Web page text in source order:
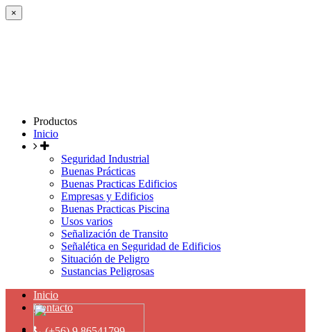
×
Productos
Inicio
Seguridad Industrial
Buenas Prácticas
Buenas Practicas Edificios
Empresas y Edificios
Buenas Practicas Piscina
Usos varios
Señalización de Transito
Señalética en Seguridad de Edificios
Situación de Peligro
Sustancias Peligrosas
Inicio
Contacto